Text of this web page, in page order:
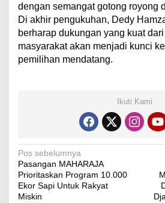
dengan semangat gotong royong
Di akhir pengukuhan, Dedy
berharap dukungan yang kuat
masyarakat akan menjadi kunci
pemilihan mendatang.
Ikuti Kami
N
a
v
Pos sebelumnya
Pasangan MAHARAJA
Prioritaskan Program 10.000
Ekor Sapi Untuk Rakyat
Miskin